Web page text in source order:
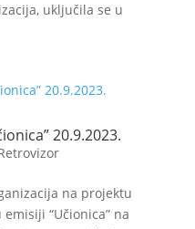
uključila se u
20.9.2023.
na projektu
“Učionica” na